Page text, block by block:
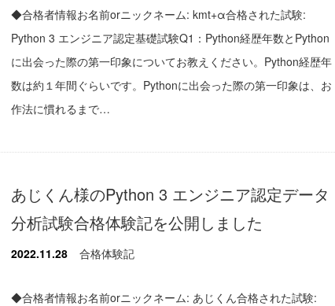
◆合格者情報お名前orニックネーム: kmt+α合格された試験:
Python 3 エンジニア認定基礎試験Q1：Python経歴年数とPython
に出会った際の第一印象についてお教えください。Python経歴年
数は約１年間ぐらいです。Pythonに出会った際の第一印象は、お
作法に慣れるまで…
あじくん様のPython 3 エンジニア認定データ
分析試験合格体験記を公開しました
2022.11.28 合格体験記
◆合格者情報お名前orニックネーム: あじくん合格された試験: